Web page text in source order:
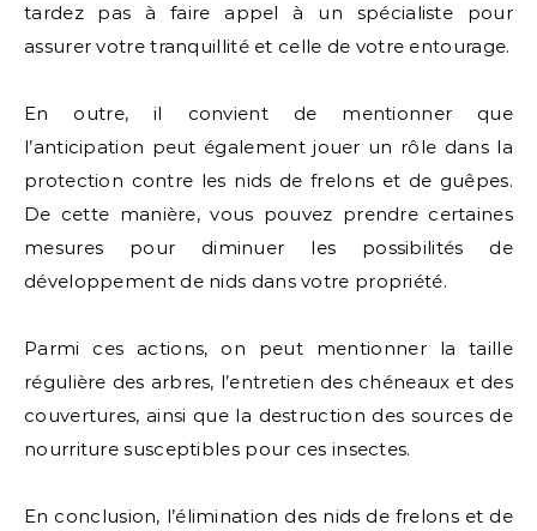
tardez pas à faire appel à un spécialiste pour
assurer votre tranquillité et celle de votre entourage.
En outre, il convient de mentionner que
l’anticipation peut également jouer un rôle dans la
protection contre les nids de frelons et de guêpes.
De cette manière, vous pouvez prendre certaines
mesures pour diminuer les possibilités de
développement de nids dans votre propriété.
Parmi ces actions, on peut mentionner la taille
régulière des arbres, l’entretien des chéneaux et des
couvertures, ainsi que la destruction des sources de
nourriture susceptibles pour ces insectes.
En conclusion, l’élimination des nids de frelons et de